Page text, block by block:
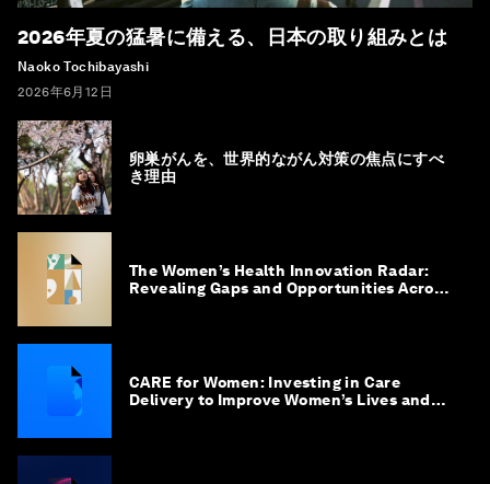
2026年夏の猛暑に備える、日本の取り組みとは
Naoko Tochibayashi
2026年6月12日
卵巣がんを、世界的ながん対策の焦点にすべ
き理由
The Women’s Health Innovation Radar:
Revealing Gaps and Opportunities Across
CARE for Women: Investing in Care
Delivery to Improve Women’s Lives and